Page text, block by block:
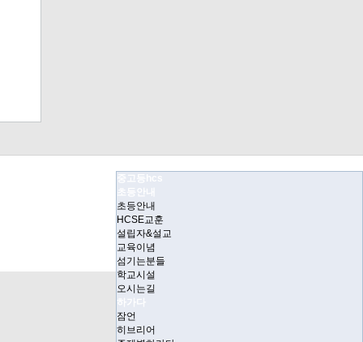
중고등hcs
초등안내
초등안내
HCSE교훈
설립자&설교
교육이념
섬기는분들
학교시설
오시는길
하가다
잠언
히브리어